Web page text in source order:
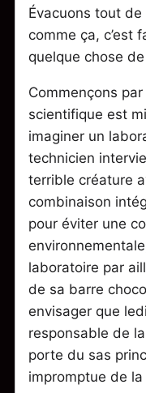
Évacuons tout
comme ça, c’est
quelque chose
Commençons
scientifique est
imaginer un
technicien
terrible créature
combinaison
pour éviter une
laboratoire par
de sa barre
envisager que
responsable de
porte du sas
impromptue de